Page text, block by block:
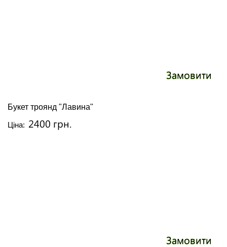
Замовити
Букет троянд "Лавина"
Ціна: 2400 грн.
Замовити